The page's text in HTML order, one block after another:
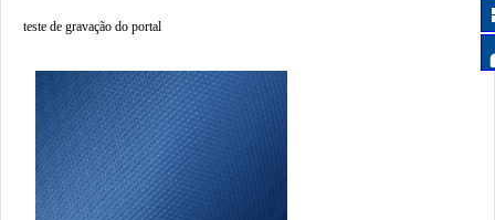
teste de gravação do portal